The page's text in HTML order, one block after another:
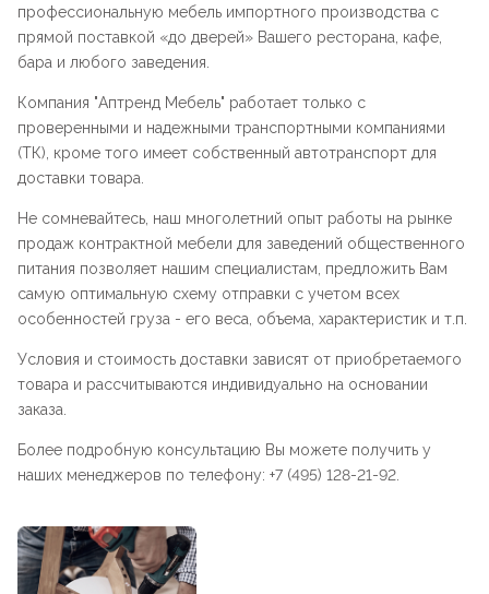
профессиональную мебель импортного производства с
прямой поставкой «до дверей» Вашего ресторана, кафе,
бара и любого заведения.
Компания "Аптренд Мебель" работает только с
проверенными и надежными транспортными компаниями
(ТК), кроме того имеет собственный автотранспорт для
доставки товара.
Не сомневайтесь, наш многолетний опыт работы на рынке
продаж контрактной мебели для заведений общественного
питания позволяет нашим специалистам, предложить Вам
самую оптимальную схему отправки с учетом всех
особенностей груза - его веса, объема, характеристик и т.п.
Условия и стоимость доставки зависят от приобретаемого
товара и рассчитываются индивидуально на основании
заказа.
Более подробную консультацию Вы можете получить у
наших менеджеров по телефону: +7 (495) 128-21-92.